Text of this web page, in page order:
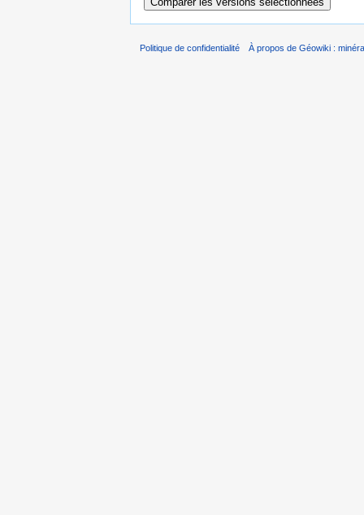
Politique de confidentialité À propos de Géowiki :